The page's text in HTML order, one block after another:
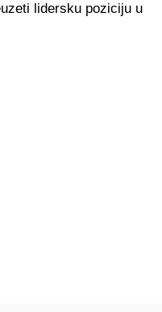
lidersku poziciju u